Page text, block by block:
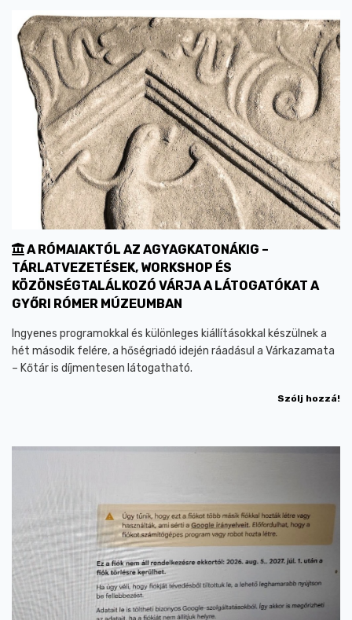
A RÓMAIAKTÓL AZ AGYAGKATONÁKIG –
TÁRLATVEZETÉSEK, WORKSHOP ÉS
KÖZÖNSÉGTALÁLKOZÓ VÁRJA A LÁTOGATÓKAT A
GYŐRI RÓMER MÚZEUMBAN
Ingyenes programokkal és különleges kiállításokkal készülnek a
hét második felére, a hőségriadó idején ráadásul a Várkazamata
– Kőtár is díjmentesen látogatható.
Szólj hozzá!